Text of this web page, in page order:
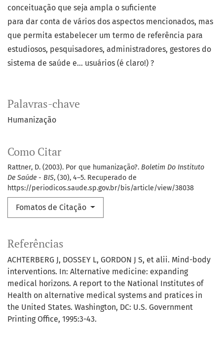
Palavras-chave
Humanização
Como Citar
Rattner, D. (2003). Por que humanização?. Boletim Do Instituto
De Saúde - BIS, (30), 4–5. Recuperado de
https://periodicos.saude.sp.gov.br/bis/article/view/38038
Fomatos de Citação
conceituação que seja ampla o suficiente
para dar conta de vários dos aspectos mencionados, mas
que permita estabelecer um termo de referência para
estudiosos, pesquisadores, administradores, gestores do
sistema de saúde e... usuários (é claro!) ?
Referências
ACHTERBERG J, DOSSEY L, GORDON J S, et alii. Mind-body
interventions. In: Alternative medicine: expanding
medical horizons. A report to the National Institutes of
Health on alternative medical systems and pratices in
the United States. Washington, DC: U.S. Government
Printing Office, 1995:3-43.